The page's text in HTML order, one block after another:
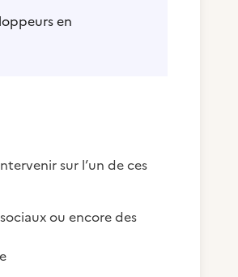
en
sur l’un de ces
ou encore des